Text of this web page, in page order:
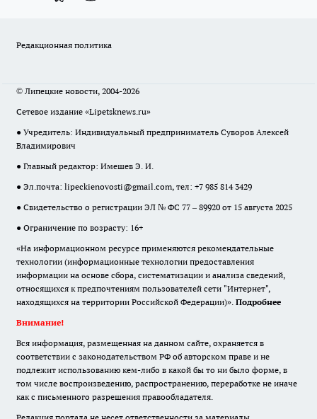
Редакционная политика
© Липецкие новости, 2004-2026
Сетевое издание «Lipetsknews.ru»
● Учредитель: Индивидуальный предприниматель Суворов Алексей
Владимирович
● Главный редактор: Имешев Э. И.
● Эл.почта: lipeckienovosti@gmail.com, тел: +7 985 814 3429
● Свидетельство о регистрации ЭЛ № ФС 77 – 89920 от 15 августа 2025
● Ограничение по возрасту: 16+
«На информационном ресурсе применяются рекомендательные
технологии (информационные технологии предоставления
информации на основе сбора, систематизации и анализа сведений,
относящихся к предпочтениям пользователей сети "Интернет",
находящихся на территории Российской Федерации)». Подробнее
Внимание!
Вся информация, размещенная на данном сайте, охраняется в
соответствии с законодательством РФ об авторском праве и не
подлежит использованию кем-либо в какой бы то ни было форме, в
том числе воспроизведению, распространению, переработке не иначе
как с письменного разрешения правообладателя.